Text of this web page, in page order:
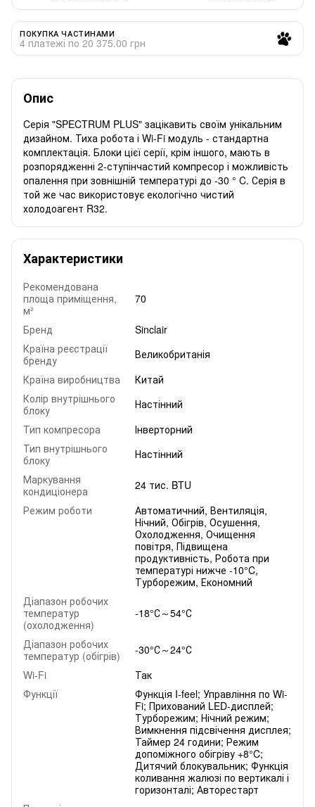
ПОКУПКА ЧАСТИНАМИ
4 платежі по 20 375.00 грн
Опис
Cерія "SPECTRUM PLUS" зацікавить своїм унікальним
дизайном. Тиха робота і Wi-Fi модуль - стандартна
комплектація. Блоки цієї серії, крім іншого, мають в
розпорядженні 2-ступінчастий компресор і можливість
опалення при зовнішній температурі до -30 ° C. Серія в
той же час використовує екологічно чистий
холодоагент R32.
Характеристики
Рекомендована
площа приміщення,
м²
70
Бренд
Sinclair
Країна реєстрації
бренду
Великобританія
Країна виробництва
Китай
Колір внутрішнього
блоку
Настінний
Тип компресора
Інверторний
Тип внутрішнього
блоку
Настінний
Маркування
кондиціонера
24 тис. BTU
Режим роботи
Автоматичний, Вентиляція,
Нічний, Обігрів, Осушення,
Охолодження, Очищення
повітря, Підвищена
продуктивність, Робота при
температурі нижче -10°C,
Турборежим, Економний
Діапазон робочих
температур
(охолодження)
-18°С～54°С
Діапазон робочих
температур (обігрів)
-30°С～24°С
Wi-Fi
Так
Функції
Функція I-feel; Управління по Wi-
Fi; Прихований LED-дисплей;
Турборежим; Нічний режим;
Вимкнення підсвічення дисплея;
Таймер 24 години; Режим
допоміжного обігріву +8°C;
Дитячий блокувальник; Функція
коливання жалюзі по вертикалі і
горизонталі; Авторестарт